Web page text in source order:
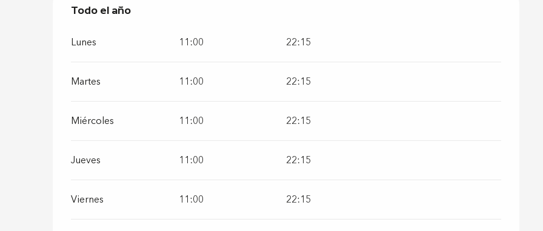
Todo el año
Todo el año
Lunes 11:00 22:15
Martes 11:00 22:15
Miércoles 11:00 22:15
Jueves 11:00 22:15
Viernes 11:00 22:15